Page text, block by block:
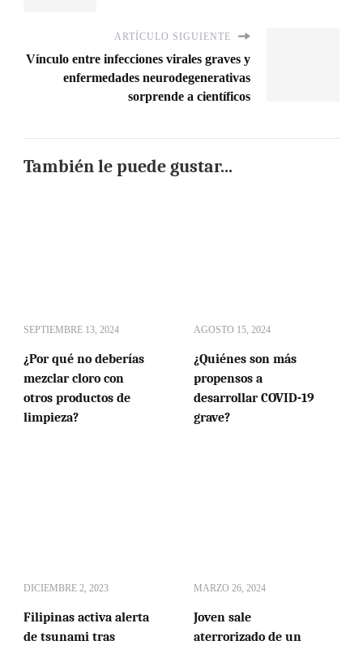
ARTÍCULO SIGUIENTE
Vínculo entre infecciones virales graves y
enfermedades neurodegenerativas
sorprende a científicos
También le puede gustar...
SEPTIEMBRE 13, 2024
¿Por qué no deberías
mezclar cloro con
otros productos de
limpieza?
AGOSTO 15, 2024
¿Quiénes son más
propensos a
desarrollar COVID-19
grave?
DICIEMBRE 2, 2023
Filipinas activa alerta
de tsunami tras
MARZO 26, 2024
Joven sale
aterrorizado de un